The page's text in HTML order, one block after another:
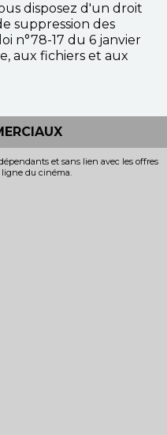
disposez d'un droit
suppression des
n°78-17 du 6 janvier
aux fichiers et aux
et sans lien avec les offres
du cinéma.